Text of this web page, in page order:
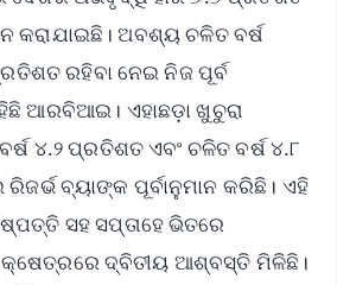
କରାଯାଇଛି। ଅବଶ୍ୟ ଚଳିତ ବର୍ଷ
ରହିବା ନେଇ ନିଜ ପୂର୍ବ
ଆରବିଆଇ। ଏହାଛଡ଼ା ଖୁଚୁରା
୪.୨ ପ୍ରତିଶତ ଏବଂ ଚଳିତ ବର୍ଷ ୪.୮
ବ୍ୟାଙ୍କ ପୂର୍ବାନୁମାନ କରିଛି। ଏହି
ସହ ସପ୍ତାହେ ଭିତରେ
କ୍ଷେତ୍ରରେ ଦ୍ବିତୀୟ ଆଶ୍ବସ୍ତି ମିଳିଛି।